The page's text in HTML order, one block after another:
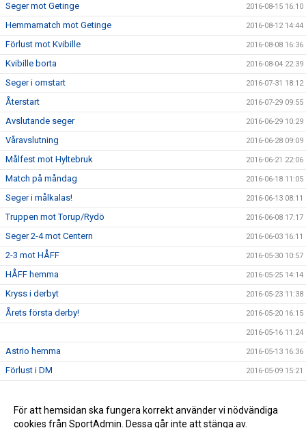
Seger mot Getinge 2016-08-15 16:10
Hemmamatch mot Getinge 2016-08-12 14:44
Förlust mot Kvibille 2016-08-08 16:36
Kvibille borta 2016-08-04 22:39
Seger i omstart 2016-07-31 18:12
Återstart 2016-07-29 09:55
Avslutande seger 2016-06-29 10:29
Våravslutning 2016-06-28 09:09
Målfest mot Hyltebruk 2016-06-21 22:06
Match på måndag 2016-06-18 11:05
Seger i målkalas! 2016-06-13 08:11
Truppen mot Torup/Rydö 2016-06-08 17:17
Seger 2-4 mot Centern 2016-06-03 16:11
2-3 mot HÅFF 2016-05-30 10:57
HÅFF hemma 2016-05-25 14:14
Kryss i derbyt 2016-05-23 11:38
Årets första derby! 2016-05-20 16:15
2016-05-16 11:24
Astrio hemma 2016-05-13 16:36
Förlust i DM 2016-05-09 15:21
Getinge borta 2016-05-04 14:12
För att hemsidan ska fungera korrekt använder vi nödvändiga
cookies från SportAdmin. Dessa går inte att stänga av.